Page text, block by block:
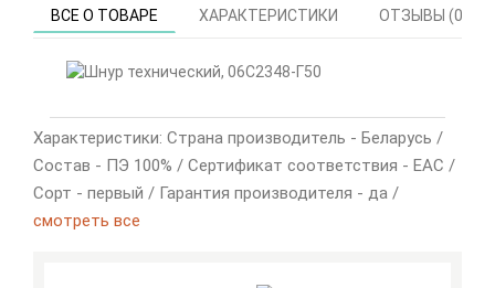
товаров0
ВСЕ О ТОВАРЕ ХАРАКТЕРИСТИКИ ОТЗЫВЫ (0)
Характеристики: Страна производитель - Беларусь /
Состав - ПЭ 100% / Сертификат соответствия - EAC /
Сорт - первый / Гарантия производителя - да /
смотреть все